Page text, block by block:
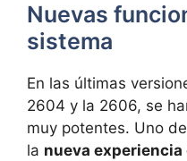
Nuevas
sistema
En las últimas
2604 y la 2606, se
muy potentes. Uno
la nueva experiencia